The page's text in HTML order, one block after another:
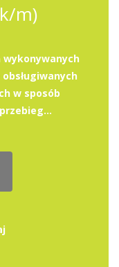
m)
wykonywanych
w sposób